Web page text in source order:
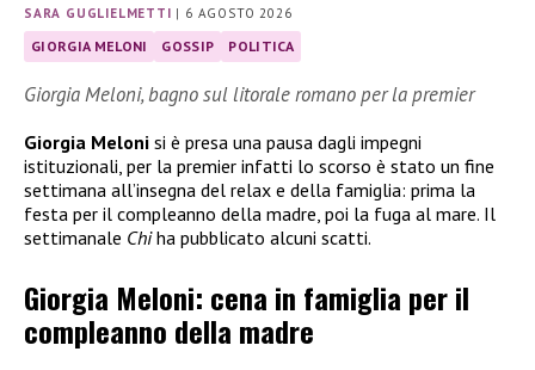
SARA GUGLIELMETTI | 6 AGOSTO 2026
GIORGIA MELONI GOSSIP POLITICA
Giorgia Meloni, bagno sul litorale romano per la premier
Giorgia Meloni si è presa una pausa dagli impegni
istituzionali, per la premier infatti lo scorso è stato un fine
settimana all’insegna del relax e della famiglia: prima la
festa per il compleanno della madre, poi la fuga al mare. Il
settimanale Chiha pubblicato alcuni scatti.
Giorgia Meloni: cena in famiglia per il
compleanno della madre